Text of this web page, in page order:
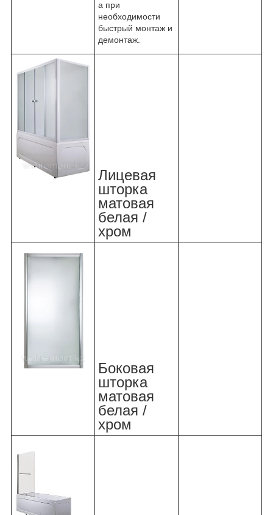
а при
необходимости
быстрый монтаж и
демонтаж.
Лицевая
шторка
матовая
белая /
хром
Боковая
шторка
матовая
белая /
хром